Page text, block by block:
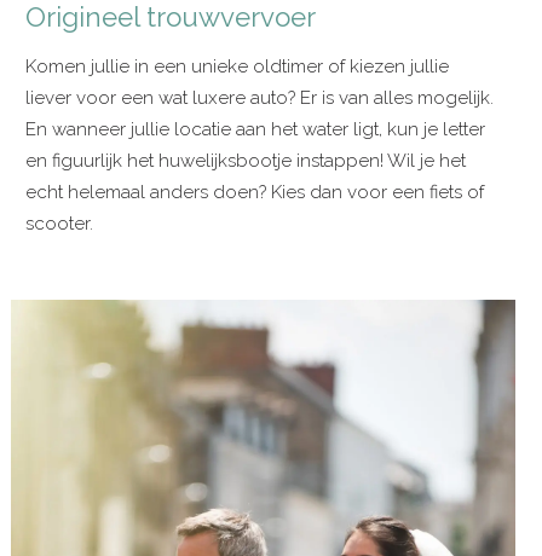
Origineel trouwvervoer
Komen jullie in een unieke oldtimer of kiezen jullie
liever voor een wat luxere auto? Er is van alles mogelijk.
En wanneer jullie locatie aan het water ligt, kun je letter
en figuurlijk het huwelijksbootje instappen! Wil je het
echt helemaal anders doen? Kies dan voor een fiets of
scooter.